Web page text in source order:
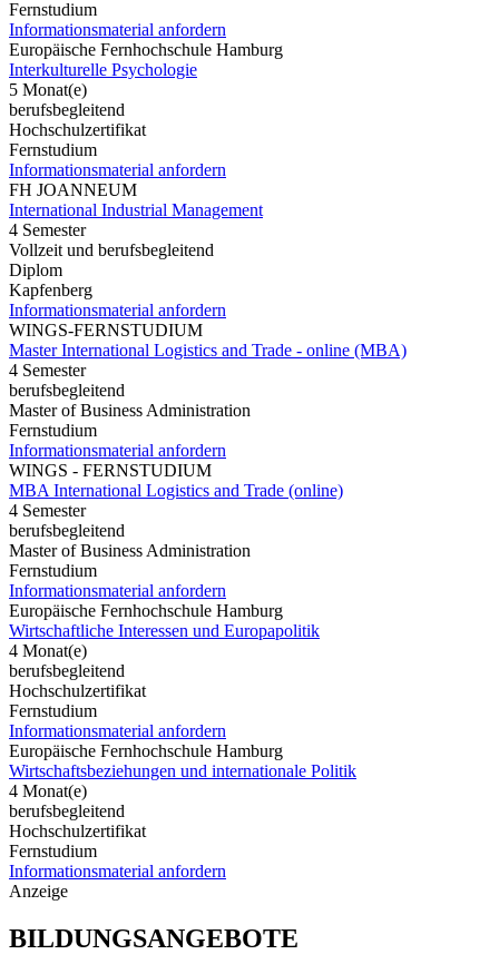
Fernstudium
Informationsmaterial anfordern
Europäische Fernhochschule Hamburg
Interkulturelle Psychologie
5 Monat(e)
berufsbegleitend
Hochschulzertifikat
Fernstudium
Informationsmaterial anfordern
FH JOANNEUM
International Industrial Management
4 Semester
Vollzeit und berufsbegleitend
Diplom
Kapfenberg
Informationsmaterial anfordern
WINGS-FERNSTUDIUM
Master International Logistics and Trade - online (MBA)
4 Semester
berufsbegleitend
Master of Business Administration
Fernstudium
Informationsmaterial anfordern
WINGS - FERNSTUDIUM
MBA International Logistics and Trade (online)
4 Semester
berufsbegleitend
Master of Business Administration
Fernstudium
Informationsmaterial anfordern
Europäische Fernhochschule Hamburg
Wirtschaftliche Interessen und Europapolitik
4 Monat(e)
berufsbegleitend
Hochschulzertifikat
Fernstudium
Informationsmaterial anfordern
Europäische Fernhochschule Hamburg
Wirtschaftsbeziehungen und internationale Politik
4 Monat(e)
berufsbegleitend
Hochschulzertifikat
Fernstudium
Informationsmaterial anfordern
Anzeige
BILDUNGSANGEBOTE